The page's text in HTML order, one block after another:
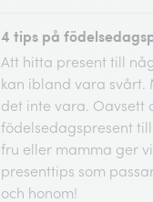
4 tips på
Att hitta present till
kan ibland vara svårt.
det inte vara. Oavsett
födelsedagspresent
fru eller mamma ger
presenttips som
och honom!